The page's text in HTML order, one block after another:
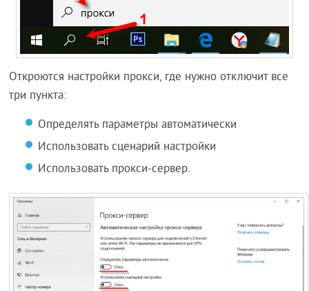
Откроются настройки прокси, где нужно отключит все
три пункта:
Определять параметры автоматически
Использовать сценарий настройки
Использовать прокси-сервер.